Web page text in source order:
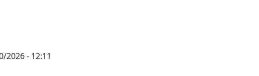
2026 - 12:11